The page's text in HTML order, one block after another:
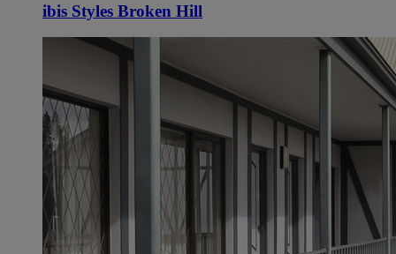
ibis Styles Broken Hill